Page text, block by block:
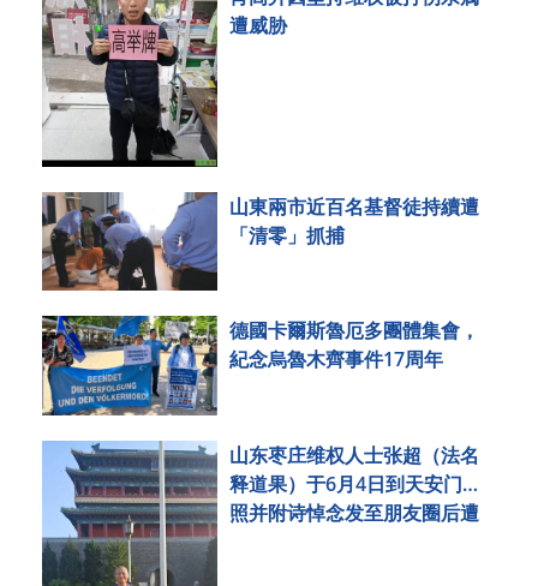
遭威胁
山東兩市近百名基督徒持續遭
「清零」抓捕
德國卡爾斯魯厄多團體集會，
紀念烏魯木齊事件17周年
山东枣庄维权人士张超（法名
释道果）于6月4日到天安门拍
照并附诗悼念发至朋友圈后遭